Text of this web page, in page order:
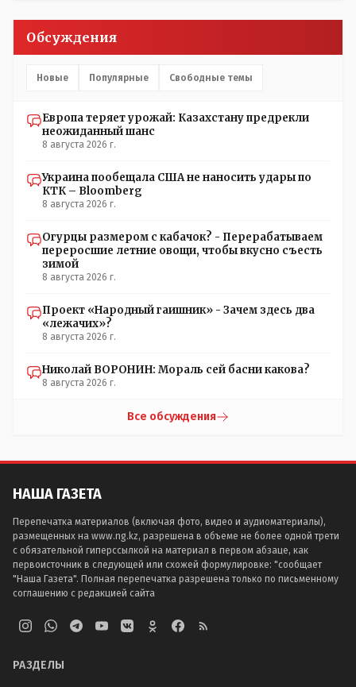
Обсуждения
Новые Популярные Свободные темы
Европа теряет урожай: Казахстану предрекли
неожиданный шанс
8 августа 2026 г.
Украина пообещала США не наносить удары по
КТК – Bloomberg
8 августа 2026 г.
Огурцы размером с кабачок? - Перерабатываем
переросшие летние овощи, чтобы вкусно съесть
зимой
8 августа 2026 г.
Проект «Народный гаишник» - Зачем здесь два
«лежачих»?
8 августа 2026 г.
Николай ВОРОНИН: Мораль сей басни какова?
8 августа 2026 г.
Все обсуждения
НАША ГАЗЕТА
Перепечатка материалов (включая фото, видео и аудиоматериалы),
размещенных на www.ng.kz, разрешена в объеме не более одной трети
с обязательной гиперссылкой на материал в первом абзаце, как
первоисточник в следующей или схожей формулировке: "сообщает
"Наша Газета". Полная перепечатка разрешена только по письменному
соглашению с редакцией сайта
РАЗДЕЛЫ